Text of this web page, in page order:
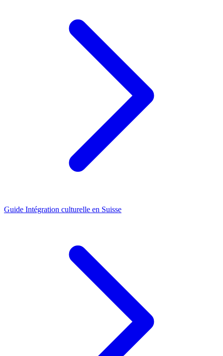
Guide Intégration culturelle en Suisse